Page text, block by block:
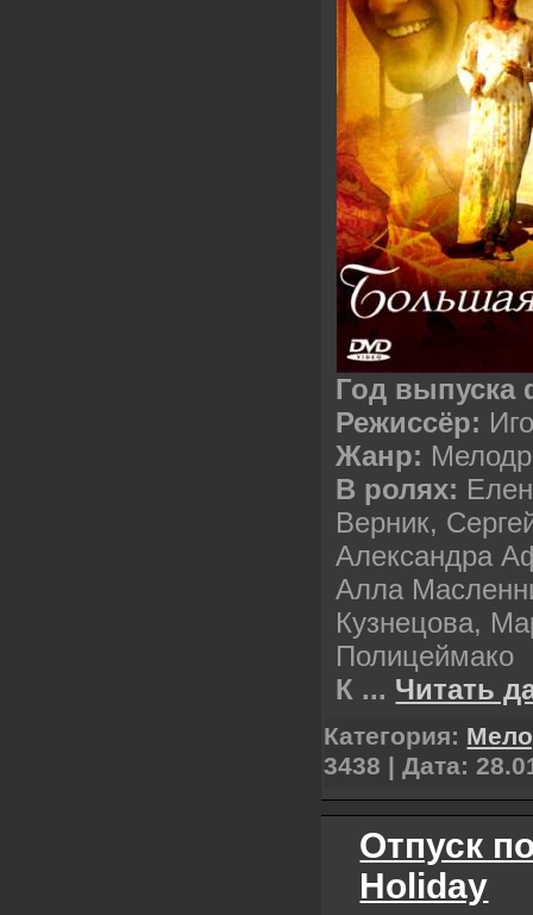
Год выпуска
Режиссёр:
Жанр:
В ролях:
Верник,
Александра
Алла
Кузнецова,
Полицеймако
К ... Читать
Категория:
3438 | Дата:
Отпуск
Holiday